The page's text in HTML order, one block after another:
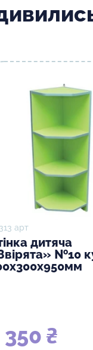
арт
дитяча
№10
350 ₴